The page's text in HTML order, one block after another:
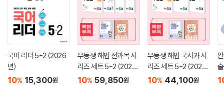
국어 리더 5-2 (2026
년)
10% 15,300원
우등생 해법 전과목 시
리즈 세트 5-2 (2026
년)
10% 59,850원
우등생 해법 국사과 시
리즈 세트 5-2 (2026
년)
10% 44,100원